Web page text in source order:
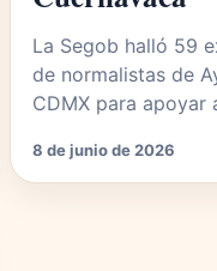
La Segob halló 59
de normalistas de
CDMX para apoyar
8 de junio de 2026